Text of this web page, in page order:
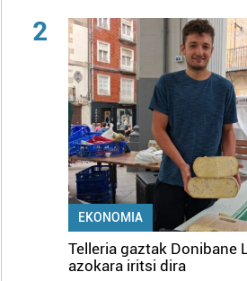
2
EKONOMIA
Telleria gaztak Donibane
azokara iritsi dira